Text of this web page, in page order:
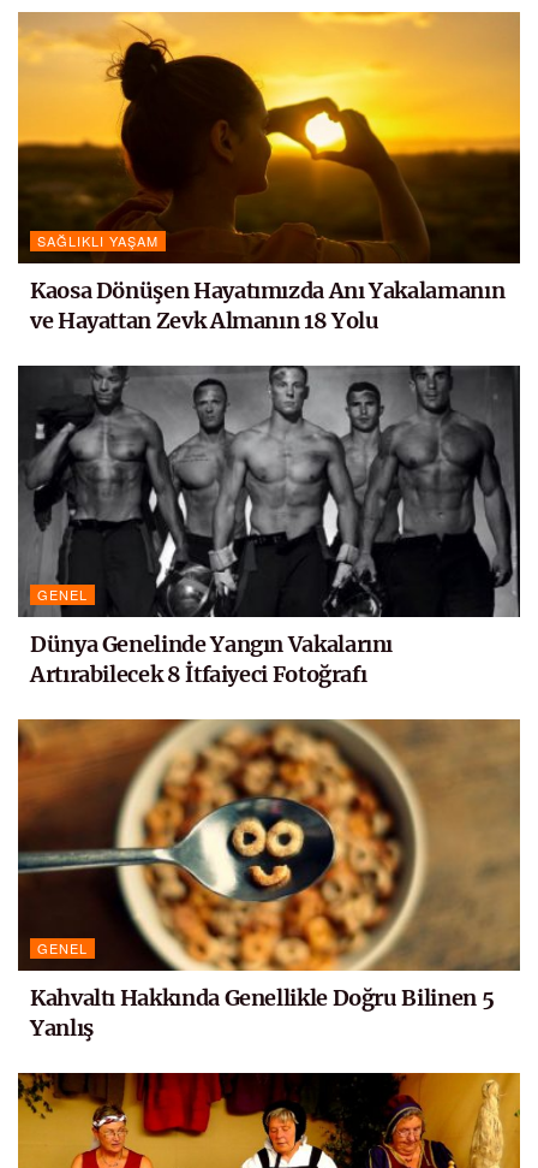
SAĞLIKLI YAŞAM
Kaosa Dönüşen Hayatımızda Anı Yakalamanın
ve Hayattan Zevk Almanın 18 Yolu
GENEL
Dünya Genelinde Yangın Vakalarını
Artırabilecek 8 İtfaiyeci Fotoğrafı
GENEL
Kahvaltı Hakkında Genellikle Doğru Bilinen 5
Yanlış